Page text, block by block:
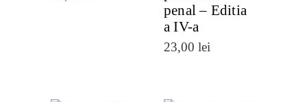
penal – Editia
a IV-a
23,00 lei